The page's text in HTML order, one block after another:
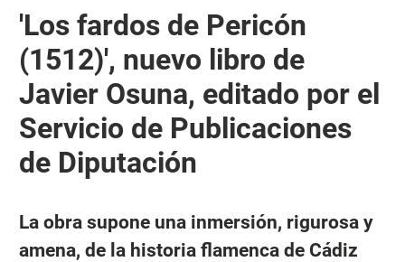
'Los fardos de Pericón
(1512)', nuevo libro de
Javier Osuna, editado por el
Servicio de Publicaciones
de Diputación
La obra supone una inmersión, rigurosa y
amena, de la historia flamenca de Cádiz